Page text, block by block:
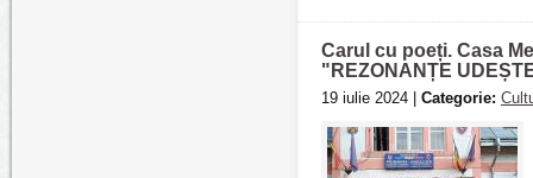
Carul cu poeți. Casa
"REZONANȚE
19 iulie 2024 | Categorie: